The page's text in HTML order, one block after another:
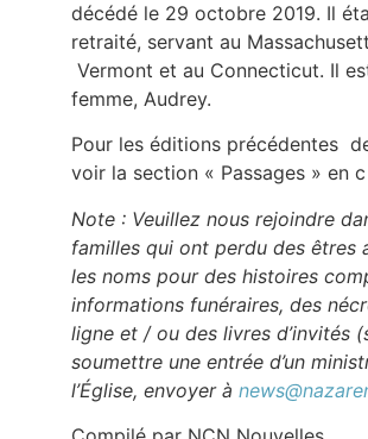
décédé le 29 octobre 2019. Il
retraité, servant au
Vermont et au Connecticut. Il
femme, Audrey.
Pour les éditions précédentes
voir la section « Passages » en c
Note : Veuillez nous rejoindre
familles qui ont perdu des êtres
les noms pour des histoires
informations funéraires, des
ligne et / ou des livres d’invités
soumettre une entrée d’un
l’Église, envoyer à